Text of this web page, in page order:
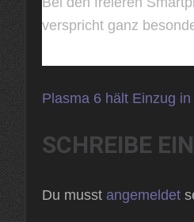
verspricht ganz
Plasma 6 hält Einzug
SCHREIBE
Du musst angemeldet